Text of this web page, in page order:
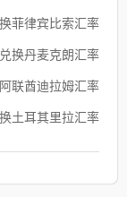
菲律宾比索汇率
换丹麦克朗汇率
联酋迪拉姆汇率
土耳其里拉汇率